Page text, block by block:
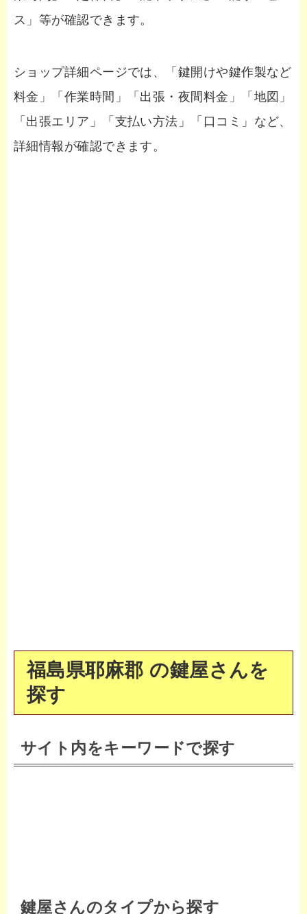
ス」等が確認できます。
ショップ詳細ページでは、「鍵開けや鍵作製など
料金」「作業時間」「出張・夜間料金」「地図」
「出張エリア」「支払い方法」「口コミ」など、
詳細情報が確認できます。
福島県耶麻郡 の鍵屋さんを
探す
サイト内をキーワードで探す
鍵屋さんのタイプから探す